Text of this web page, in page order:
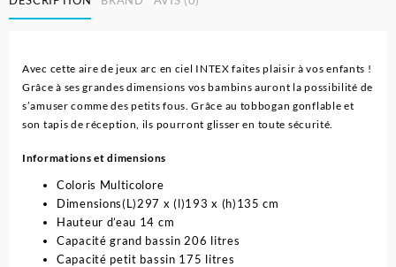
Avec cette aire de jeux arc en ciel INTEX faites plaisir à vos enfants !
Grâce à ses grandes dimensions vos bambins auront la possibilité de
s’amuser comme des petits fous. Grâce au tobbogan gonflable et
son tapis de réception, ils pourront glisser en toute sécurité.
Informations et dimensions
Coloris Multicolore
Dimensions(L)297 x (l)193 x (h)135 cm
Hauteur d’eau 14 cm
Capacité grand bassin 206 litres
Capacité petit bassin 175 litres